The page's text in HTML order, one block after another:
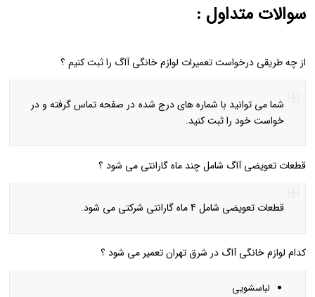
سوالات متداول :
از چه طریقی درخواست تعمیرات لوازم خانگی آاگ را ثبت کنیم ؟
شما می توانید با شماره های درج شده در صفحه تماس گرفته و در
خواست خود را ثبت کنید.
قطعات تعویضی آاگ شامل چند ماه گارانتی می شود ؟
قطعات تعویضی شامل 4 ماه گارانتی شرکتی می شود.
کدام لوازم خانگی آاگ در شرق تهران تعمیر می شود ؟
لباسشویی